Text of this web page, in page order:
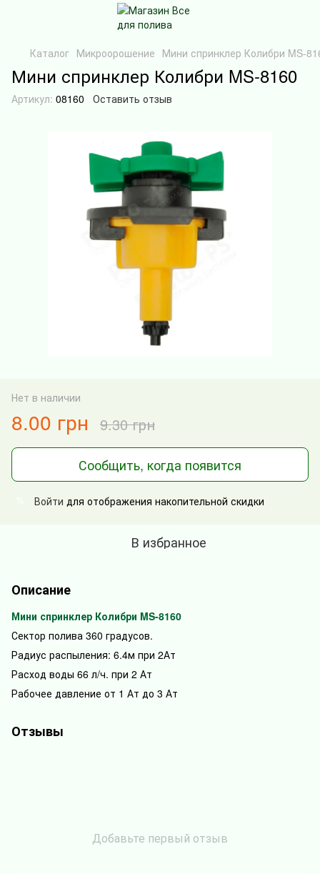
Каталог Микроорошение Мини спринклер Колибри MS-
Мини спринклер Колибри MS-8160
Артикул: 08160 Оставить отзыв
Нет в наличии
8.00 грн 9.30 грн
Сообщить, когда появится
Войти для отображения накопительной скидки
В избранное
Описание
Мини спринклер Колибри MS-8160
Сектор полива 360 градусов.
Радиус распыления: 6.4м при 2Ат
Расход воды 66 л/ч. при 2 Ат
Рабочее давление от 1 Ат до 3 Ат
Отзывы
Добавьте первый отзыв